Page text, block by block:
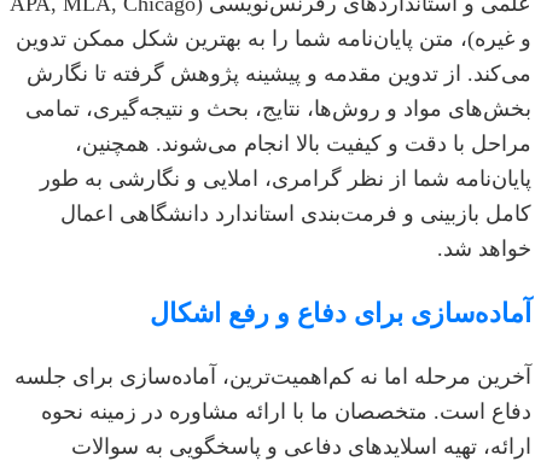
و غیره)، متن پایان‌نامه شما را به بهترین شکل ممکن تدوین
می‌کند. از تدوین مقدمه و پیشینه پژوهش گرفته تا نگارش
بخش‌های مواد و روش‌ها، نتایج، بحث و نتیجه‌گیری، تمامی
مراحل با دقت و کیفیت بالا انجام می‌شوند. همچنین،
پایان‌نامه شما از نظر گرامری، املایی و نگارشی به طور
کامل بازبینی و فرمت‌بندی استاندارد دانشگاهی اعمال
خواهد شد.
آماده‌سازی برای دفاع و رفع اشکال
آخرین مرحله اما نه کم‌اهمیت‌ترین، آماده‌سازی برای جلسه
دفاع است. متخصصان ما با ارائه مشاوره در زمینه نحوه
ارائه، تهیه اسلایدهای دفاعی و پاسخگویی به سوالات